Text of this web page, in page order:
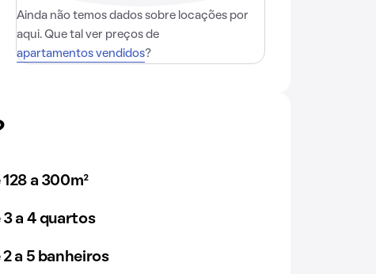
Ainda não temos dados sobre locações por
aqui. Que tal ver preços de
apartamentos vendidos?
a 300m²
a 4 quartos
a 5 banheiros